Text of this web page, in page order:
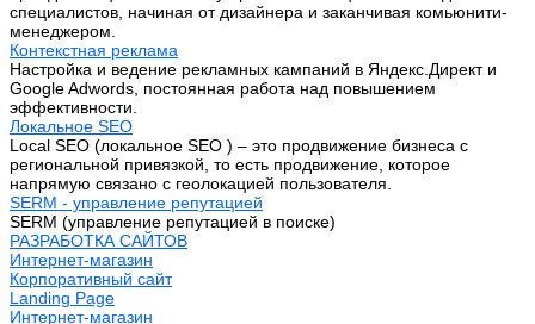
специалистов, начиная от дизайнера и заканчивая комьюнити-
менеджером.
Контекстная реклама
Настройка и ведение рекламных кампаний в Яндекс.Директ и
Google Adwords, постоянная работа над повышением
эффективности.
Локальное SEO
Local SEO (локальное SEO ) – это продвижение бизнеса с
региональной привязкой, то есть продвижение, которое
напрямую связано с геолокацией пользователя.
SERM - управление репутацией
SERM (управление репутацией в поиске)
РАЗРАБОТКА САЙТОВ
Интернет-магазин
Корпоративный сайт
Landing Page
Интернет-магазин